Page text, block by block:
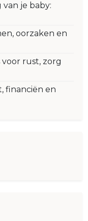
je baby:
oorzaken en
rust, zorg
financiën en